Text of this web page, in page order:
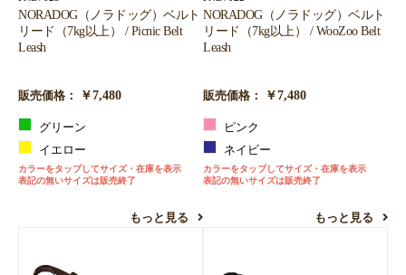
NORADOG（ノラドッグ）ベルト
リード（7kg以上） / Picnic Belt
Leash
販売価格： ￥7,480
グリーン
イエロー
カラーをタップしてサイズ・在庫を表示
表記の無いサイズは販売終了
もっと見る
NORADOG（ノラドッグ）ベルト
リード（7kg以上） / WooZoo Belt
Leash
販売価格： ￥7,480
ピンク
ネイビー
カラーをタップしてサイズ・在庫を表示
表記の無いサイズは販売終了
もっと見る